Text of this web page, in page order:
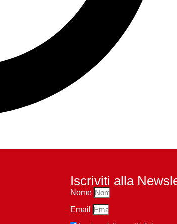
Iscriviti alla
Nome
Email